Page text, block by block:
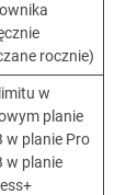
rocznie)
w
planie
w planie Pro
w planie